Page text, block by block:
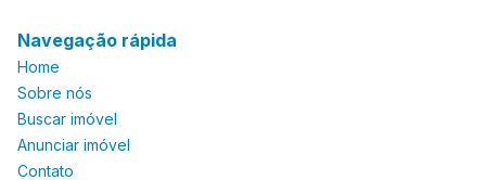
Navegação rápida
Home
Sobre nós
Buscar imóvel
Anunciar imóvel
Contato